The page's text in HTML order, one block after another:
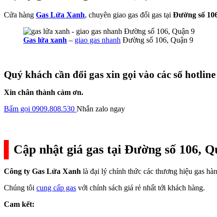
Cửa hàng Gas Lửa Xanh, chuyên giao gas đổi gas tại Đường số
Gas lửa xanh – giao gas nhanh Đường số 106, Quận 9
Quý khách cần đổi gas xin gọi vào các số
Xin chân thành cảm ơn.
Bấm gọi 0909.808.530 Nhắn zalo ngay
Cập nhật giá gas tại Đường số 106,
Công ty Gas Lửa Xanh là đại lý chính thức các thương hiệu gas
Chúng tôi cung cấp gas với chính sách giá rẻ nhất tới khách hàng.
Cam kết: